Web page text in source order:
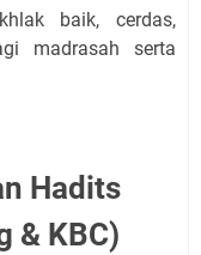
baik, cerdas,
madrasah serta
Hadits
& KBC)